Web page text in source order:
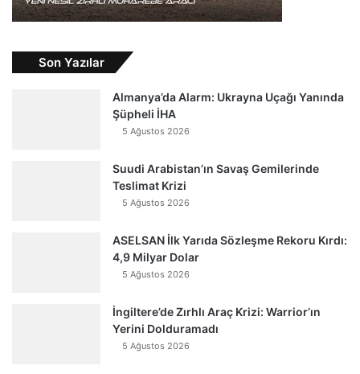
Son Yazılar
Almanya’da Alarm: Ukrayna Uçağı Yanında
Şüpheli İHA
5 Ağustos 2026
Suudi Arabistan’ın Savaş Gemilerinde
Teslimat Krizi
5 Ağustos 2026
ASELSAN İlk Yarıda Sözleşme Rekoru Kırdı:
4,9 Milyar Dolar
5 Ağustos 2026
İngiltere’de Zırhlı Araç Krizi: Warrior’ın
Yerini Dolduramadı
5 Ağustos 2026